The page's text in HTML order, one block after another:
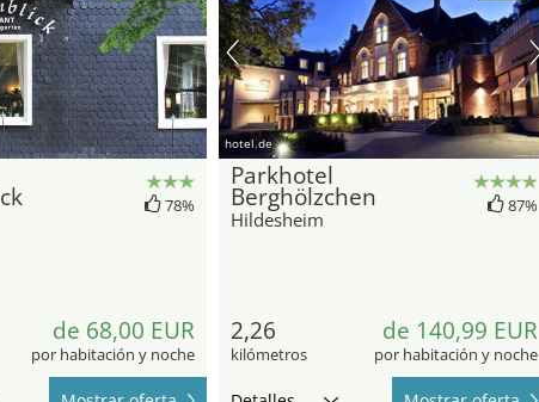
78%
de 68,00 EUR
por habitación y noche
hotel.de
Parkhotel
Berghölzchen
Hildesheim
87%
2,26
kilómetros
de 140,99 EUR
por habitación y noche